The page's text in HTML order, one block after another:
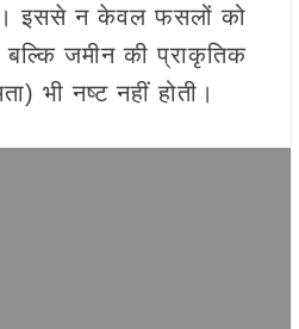
इससे न केवल फसलों को
जमीन की प्राकृतिक
भी नष्ट नहीं होती।